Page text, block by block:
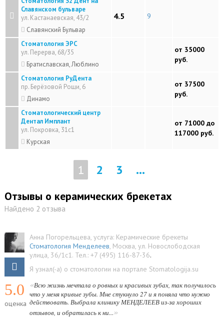
Славянском бульваре
ул. Кастанаевская, 43/2
Славянский Бульвар
4.5 9
Стоматология ЭРС
ул. Перерва, 68/35
Братиславская, Люблино
от 35000
руб.
Стоматология РуДента
пр. Берёзовой Рощи, 6
Динамо
от 37500
руб.
Стоматологический центр
Дентал Имплант
ул. Покровка, 31с1
Курская
от 71000 до
117000 руб.
1 2 3 ...
Отзывы о керамических брекетах
Найдено 2 отзыва
5.0
оценка
Анна Погорельцева, услуга: Керамические брекеты
Стоматология Менделеев, Москва, ул. Новослободская
улица, 36/1с1. Тел.: +7 (495) 116-87-36.
Я узнал(-а) о стоматологии на портале Stomatologija.su
«Всю жизнь мечтала о ровных и красивых зубах, так получилось
что у меня кривые зубы. Мне стукнуло 27 и я поняла что нужно
действовать. Выбрала клинику МЕНДЕЛЕЕВ из-за хороших
отзывов, и обратилась к ни...»